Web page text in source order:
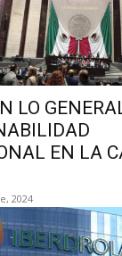
LO
EN LA
2024